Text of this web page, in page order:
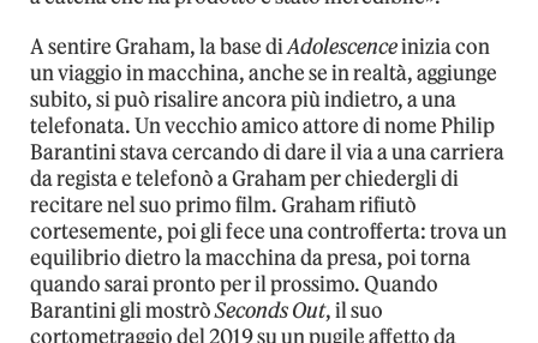
A sentire Graham, la base diAdolescenceinizia con
un viaggio in macchina, anche se in realtà, aggiunge
subito, si può risalire ancora più indietro, a una
telefonata. Un vecchio amico attore di nome Philip
Barantini stava cercando di dare il via a una carriera
da regista e telefonò a Graham per chiedergli di
recitare nel suo primo film. Graham rifiutò
cortesemente, poi gli fece una controfferta: trova un
equilibrio dietro la macchina da presa, poi torna
quando sarai pronto per il prossimo. Quando
Barantini gli mostròSeconds Out, il suo
cortometraggio del 2019 su un pugile affetto da